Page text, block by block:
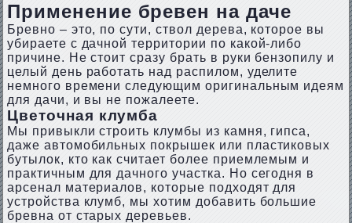
Применение бревен на даче
Бревно – это, по сути, ствол дерева, которое вы
убираете с дачной территории по какой-либо
причине. Не стоит сразу брать в руки бензопилу и
целый день работать над распилом, уделите
немного времени следующим оригинальным идеям
для дачи, и вы не пожалеете.
Цветочная клумба
Мы привыкли строить клумбы из камня, гипса,
даже автомобильных покрышек или пластиковых
бутылок, кто как считает более приемлемым и
практичным для дачного участка. Но сегодня в
арсенал материалов, которые подходят для
устройства клумб, мы хотим добавить большие
бревна от старых деревьев.